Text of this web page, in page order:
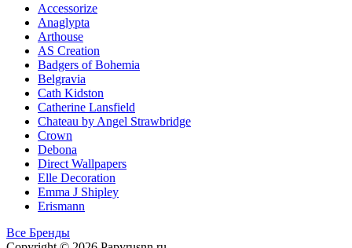
Accessorize
Anaglypta
Arthouse
AS Creation
Badgers of Bohemia
Belgravia
Cath Kidston
Catherine Lansfield
Chateau by Angel Strawbridge
Crown
Debona
Direct Wallpapers
Elle Decoration
Emma J Shipley
Erismann
Все Бренды